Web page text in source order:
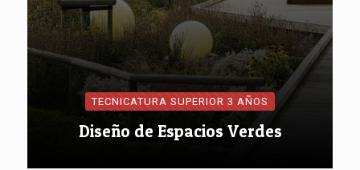
TECNICATURA SUPERIOR 3 AÑOS
Diseño de Espacios Verdes